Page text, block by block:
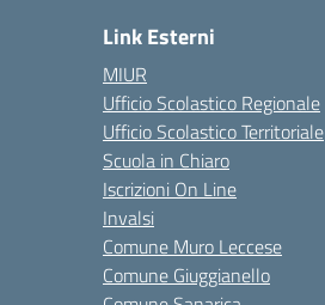
Link Esterni
MIUR
Ufficio Scolastico Regionale
Ufficio Scolastico Territoriale
Scuola in Chiaro
Iscrizioni On Line
Invalsi
Comune Muro Leccese
Comune Giuggianello